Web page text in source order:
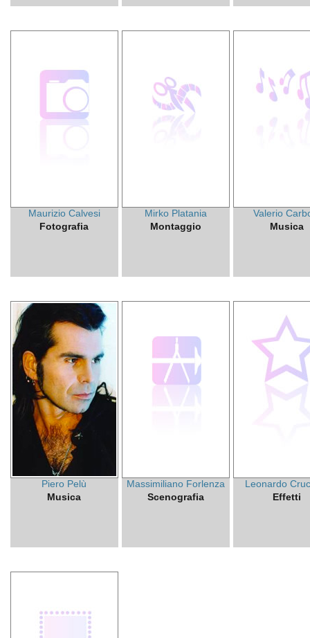
Maurizio Calvesi
Fotografia
Mirko Platania
Montaggio
Valerio
Musica
Piero Pelù
Musica
Massimiliano Forlenza
Scenografia
Leonardo
Effetti